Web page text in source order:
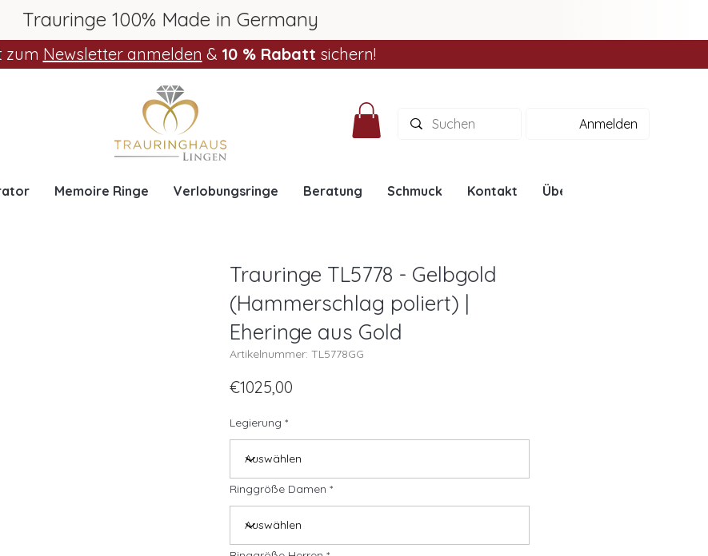
Trauringe 100% Made in Germany
zum Newsletter anmelden & 10 % Rabatt sichern!
Anmelden
Memoire Ringe Verlobungsringe Beratung Schmuck Kontakt Über uns
Trauringe TL5778 - Gelbgold
(Hammerschlag poliert) |
Eheringe aus Gold
Artikelnummer: TL5778GG
€1025,00
Legierung
Ringgröße Damen